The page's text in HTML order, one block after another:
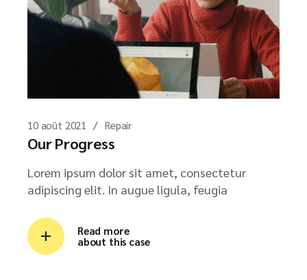
10 août 2021 Repair
Our Progress
Lorem ipsum dolor sit amet, consectetur
adipiscing elit. In augue ligula, feugia
Read more
about this case